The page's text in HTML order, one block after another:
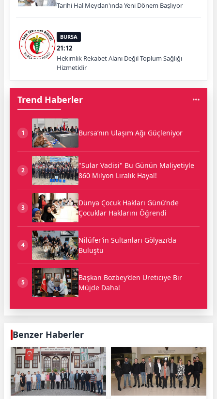
Tarihi Hal Meydan'ında Yeni Dönem Başlıyor
BURSA
21:12
Hekimlik Rekabet Alanı Değil Toplum Sağlığı
Hizmetidir
Trend Haberler
1 Bursa’nın Ulaşım Ağı Güçleniyor
2
"Sular Vadisi" Bu Günün Maliyetiyle
860 Milyon Liralık Hayal!
3
Dünya Çocuk Hakları Günü’nde
Çocuklar Haklarını Öğrendi
4
Nilüfer’in Sultanları Gölyazı’da
Buluştu
5
Başkan Bozbey’den Üreticiye Bir
Müjde Daha!
Benzer Haberler